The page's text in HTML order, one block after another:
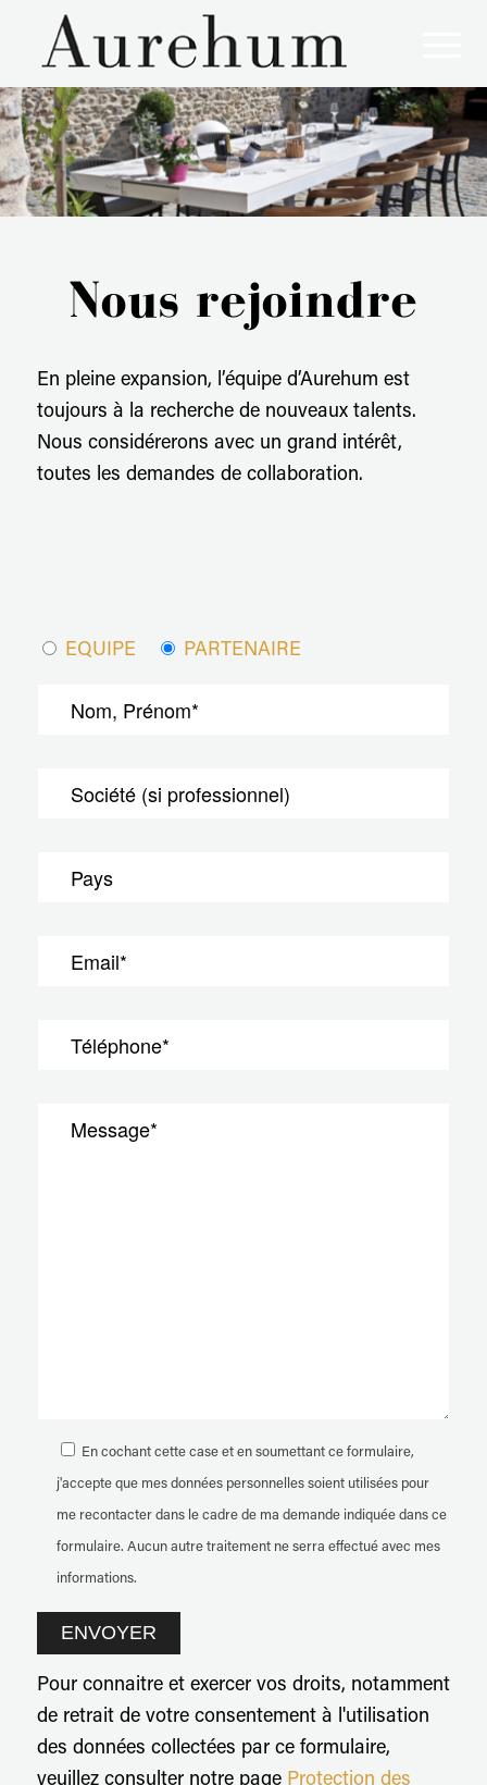
Nous rejoindre
En pleine expansion, l’équipe d’Aurehum est
toujours à la recherche de nouveaux talents.
Nous considérerons avec un grand intérêt,
toutes les demandes de collaboration.
EQUIPE PARTENAIRE
En cochant cette case et en soumettant ce formulaire,
j'accepte que mes données personnelles soient utilisées pour
me recontacter dans le cadre de ma demande indiquée dans ce
formulaire. Aucun autre traitement ne serra effectué avec mes
informations.
Pour connaitre et exercer vos droits, notamment
de retrait de votre consentement à l'utilisation
des données collectées par ce formulaire,
veuillez consulter notre page Protection des